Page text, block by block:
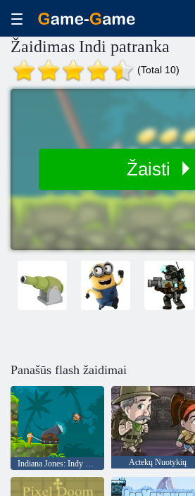
Žaidimas Indi patranka
(Total 10)
Žaisti
Panašūs flash žaidimai
Indiana Jones: Indy patranka Actekų Nuotykių